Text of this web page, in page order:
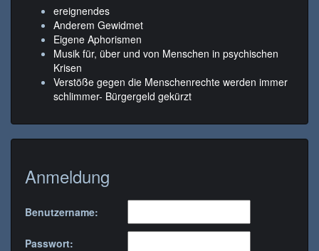
ereignendes
Anderem Gewidmet
Eigene Aphorismen
Musik für, über und von Menschen in psychischen
Krisen
Verstöße gegen die Menschenrechte werden immer
schlimmer- Bürgergeld gekürzt
Anmeldung
Benutzername:
Passwort: